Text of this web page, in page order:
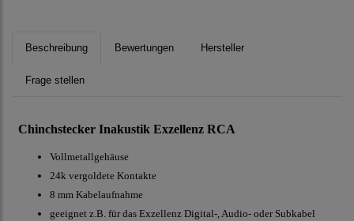
Beschreibung Bewertungen Hersteller
Frage stellen
Chinchstecker Inakustik Exzellenz RCA
Vollmetallgehäuse
24k vergoldete Kontakte
8 mm Kabelaufnahme
geeignet z.B. für das Exzellenz Digital-, Audio- oder Subkabel